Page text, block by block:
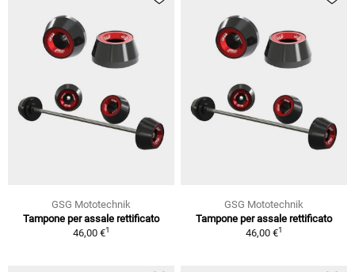
GSG Mototechnik
Tampone per assale rettificato
46,00 €1
GSG Mototechnik
Tampone per assale rettificato
46,00 €1